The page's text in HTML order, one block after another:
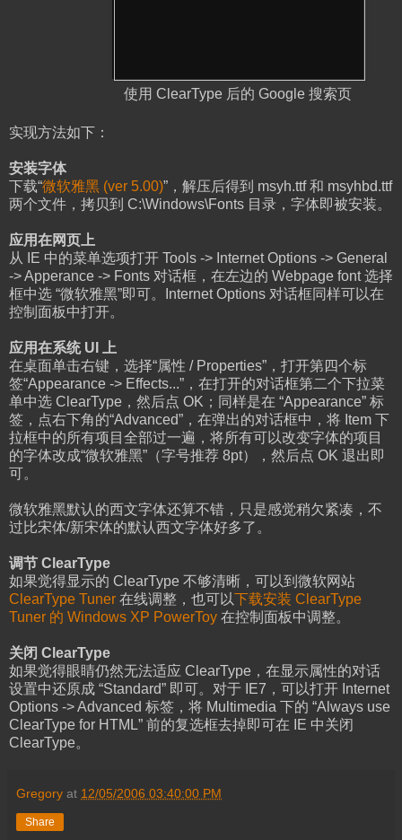
使用 ClearType 后的 Google 搜索页
实现方法如下：
安装字体
下载“微软雅黑 (ver 5.00)”，解压后得到 msyh.ttf 和 msyhbd.ttf
两个文件，拷贝到 C:\Windows\Fonts 目录，字体即被安装。
应用在网页上
从 IE 中的菜单选项打开 Tools -> Internet Options -> General
-> Apperance -> Fonts 对话框，在左边的 Webpage font 选择
框中选 “微软雅黑”即可。Internet Options 对话框同样可以在
控制面板中打开。
应用在系统 UI 上
在桌面单击右键，选择“属性 / Properties”，打开第四个标
签“Appearance -> Effects...”，在打开的对话框第二个下拉菜
单中选 ClearType，然后点 OK；同样是在 “Appearance” 标
签，点右下角的“Advanced”，在弹出的对话框中，将 Item 下
拉框中的所有项目全部过一遍，将所有可以改变字体的项目
的字体改成“微软雅黑”（字号推荐 8pt），然后点 OK 退出即
可。
微软雅黑默认的西文字体还算不错，只是感觉稍欠紧凑，不
过比宋体/新宋体的默认西文字体好多了。
调节 ClearType
如果觉得显示的 ClearType 不够清晰，可以到微软网站
ClearType Tuner 在线调整，也可以下载安装 ClearType
Tuner 的 Windows XP PowerToy 在控制面板中调整。
关闭 ClearType
如果觉得眼睛仍然无法适应 ClearType，在显示属性的对话
设置中还原成 “Standard” 即可。对于 IE7，可以打开 Internet
Options -> Advanced 标签，将 Multimedia 下的 “Always use
ClearType for HTML” 前的复选框去掉即可在 IE 中关闭
ClearType。
Gregory at 12/05/2006 03:40:00 PM
Share